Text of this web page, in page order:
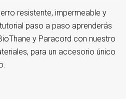
resistente, impermeable y
paso a paso aprenderás
y Paracord con nuestro
para un accesorio único